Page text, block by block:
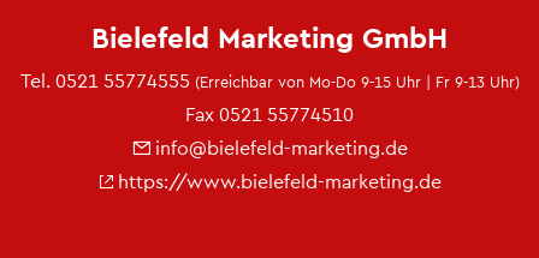
Bie­le­feld Mar­ke­ting GmbH
Tel. 0521 55774555 (Er­reich­bar von Mo-Do 9-15 Uhr | Fr 9-13 Uhr)
Fax 0521 55774510
info@​bielefeld-​marketing.​de
https://​www.​bielefeld-​marketing.​de